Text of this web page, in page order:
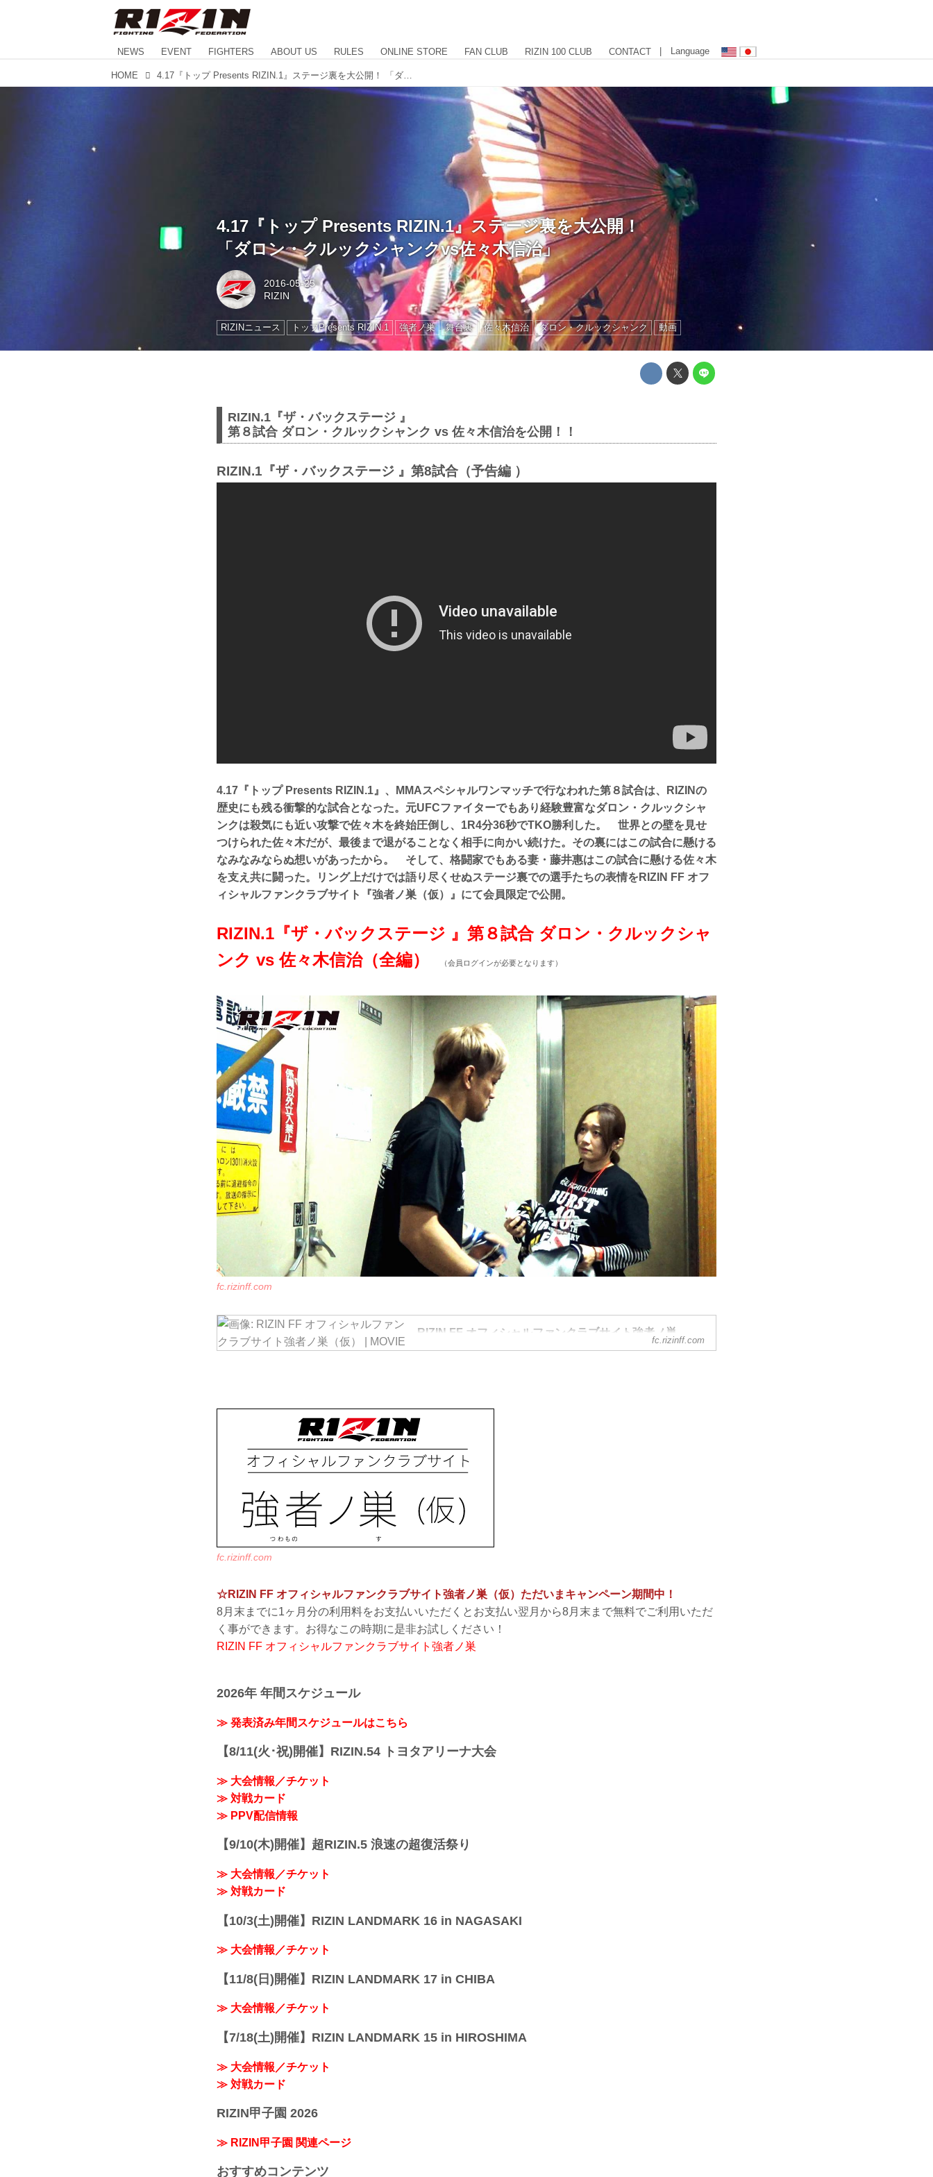
NEWS EVENT FIGHTERS ABOUT US RULES ONLINE STORE FAN CLUB RIZIN 100 CLUB CONTACT | Language
HOME
4.17『トップ Presents RIZIN.1』ステージ裏を大公開！
「ダロン・クルックシャンクvs佐々木信治」
2016-05-25
RIZIN
RIZINニュース トップPresents RIZIN.1 強者ノ巣 舞台裏 佐々木信治 ダロン・クルックシャンク 動画
R­IZIN.1『ザ・バックステージ 』
第８試合 ダロン・クルックシャンク vs 佐々木信治を公開！！
RIZIN.1『ザ・バックステージ 』第8試合（予告編 ）
4.17『トップ Presents RIZIN.1』、MMAスペシャルワンマッチで行なわれた第８試合は、RIZINの
歴史にも残る衝撃的な試合となった。元UFCファイターでもあり経験豊富なダロン・クルックシャ
ンクは殺気にも近い攻撃で佐々木を終始圧倒し、1R4分36秒でTKO勝利した。 世界との壁を見せ
つけられた佐々木だが、最後まで退がることなく相手に向かい続けた。その裏にはこの試合に懸ける
なみなみならぬ想いがあったから。 そして、格闘家でもある妻・藤井惠はこの試合に懸ける佐々木
を支え共に闘った。リング上だけでは語り尽くせぬステージ裏での選手たちの表情をRIZIN FF オフ
ィシャルファンクラブサイト『強者ノ巣（仮）』にて会員限定で公開。
R­IZIN.1『ザ・バックステージ 』第８試合 ダロン・クルックシャ
ンク vs 佐々木信治（全編）
（会員ログインが必要となります）
fc.rizinff.com
RIZIN FF オフィシャルファンクラブサイト強者ノ巣
fc.rizinff.com
fc.rizinff.com
☆RIZIN FF オフィシャルファンクラブサイト強者ノ巣（仮）ただいまキャンペーン期間中！
8月末までに1ヶ月分の利用料をお支払いいただくとお支払い翌月から8月末まで無料でご利用いただ
く事ができます。お得なこの時期に是非お試しください！
RIZIN FF オフィシャルファンクラブサイト強者ノ巣
2026年 年間スケジュール
≫ 発表済み年間スケジュールはこちら
【8/11(火･祝)開催】RIZIN.54 トヨタアリーナ大会
≫ 大会情報／チケット
≫ 対戦カード
≫ PPV配信情報
【9/10(木)開催】超RIZIN.5 浪速の超復活祭り
≫ 大会情報／チケット
≫ 対戦カード
【10/3(土)開催】RIZIN LANDMARK 16 in NAGASAKI
≫ 大会情報／チケット
【11/8(日)開催】RIZIN LANDMARK 17 in CHIBA
≫ 大会情報／チケット
【7/18(土)開催】RIZIN LANDMARK 15 in HIROSHIMA
≫ 大会情報／チケット
≫ 対戦カード
RIZIN甲子園 2026
≫ RIZIN甲子園 関連ページ
おすすめコンテンツ